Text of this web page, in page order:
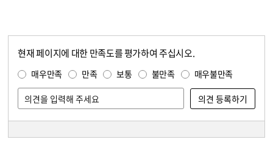
현재 페이지에 대한 만족도를 평가하여 주십시오.
매우만족 만족 보통 불만족 매우불만족